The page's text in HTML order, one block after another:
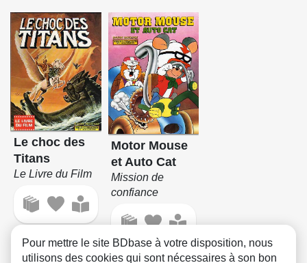
Le choc des
Titans
Le Livre du Film
Motor Mouse
et Auto Cat
Mission de
confiance
Pour mettre le site BDbase à votre disposition, nous
utilisons des cookies qui sont nécessaires à son bon